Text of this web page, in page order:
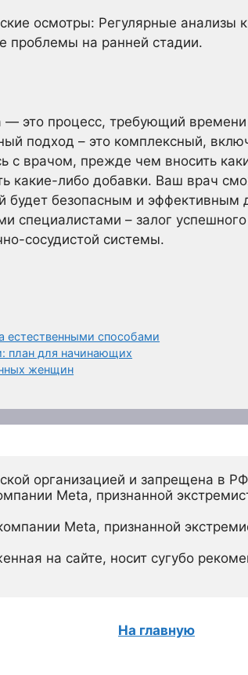
осмотры: Регулярные анализы
проблемы на ранней стадии.
— это процесс, требующий
подход – это комплексный,
с врачом, прежде чем вносить
какие-либо добавки. Ваш врач
будет безопасным и эффективным
специалистами – залог
сосудистой системы.
естественными способами
план для начинающих
женщин
организацией и запрещена в РФ
Meta, признанной
Meta, признанной
на сайте, носит сугубо
На главную